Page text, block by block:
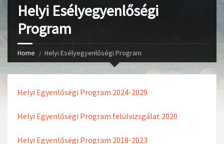
Helyi Esélyegyenlőségi
Program
Home Helyi Esélyegyenlőségi Program
Helyi Egyenlőségi Program 2024-2029
Helyi Egyenlőségi Program felülvizsgálat 2020
Helyi Egyenlőségi Program 2018-2023